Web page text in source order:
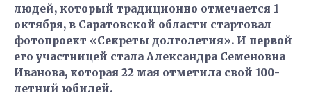
людей, который традиционно отмечается 1
октября, в Саратовской области стартовал
фотопроект «Секреты долголетия». И первой
его участницей стала Александра Семеновна
Иванова, которая 22 мая отметила свой 100-
летний юбилей.